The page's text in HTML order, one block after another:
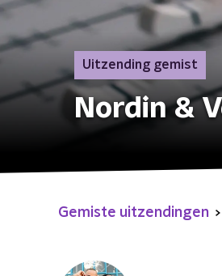
Uitzending gemist
Nordin &
Gemiste uitzendingen